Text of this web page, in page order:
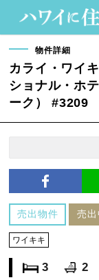
物件詳細
カライ・ワイ
ショナル・ホ
ーク） #3209
売出物件 売出
ワイキキ
3 2